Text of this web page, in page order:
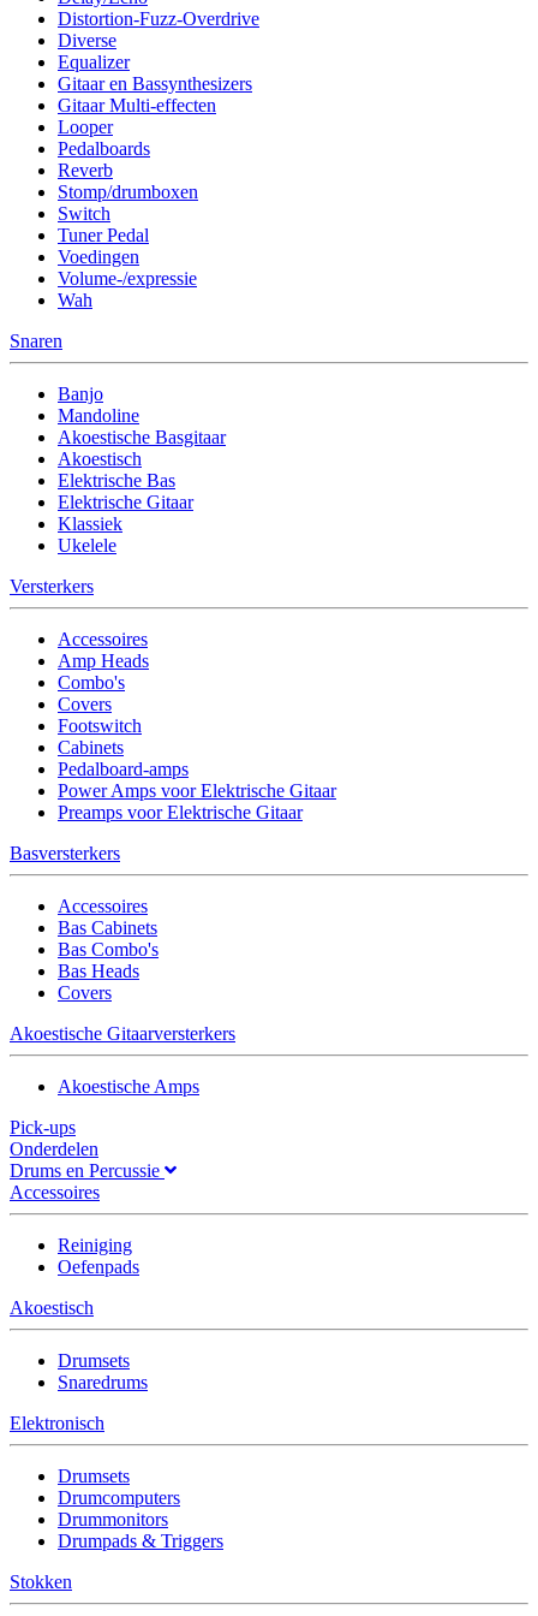
Distortion-Fuzz-Overdrive
Diverse
Equalizer
Gitaar en Bassynthesizers
Gitaar Multi-effecten
Looper
Pedalboards
Reverb
Stomp/drumboxen
Switch
Tuner Pedal
Voedingen
Volume-/expressie
Wah
Snaren
Banjo
Mandoline
Akoestische Basgitaar
Akoestisch
Elektrische Bas
Elektrische Gitaar
Klassiek
Ukelele
Versterkers
Accessoires
Amp Heads
Combo's
Covers
Footswitch
Cabinets
Pedalboard-amps
Power Amps voor Elektrische Gitaar
Preamps voor Elektrische Gitaar
Basversterkers
Accessoires
Bas Cabinets
Bas Combo's
Bas Heads
Covers
Akoestische Gitaarversterkers
Akoestische Amps
Pick-ups
Onderdelen
Drums en Percussie
Accessoires
Reiniging
Oefenpads
Akoestisch
Drumsets
Snaredrums
Elektronisch
Drumsets
Drumcomputers
Drummonitors
Drumpads & Triggers
Stokken